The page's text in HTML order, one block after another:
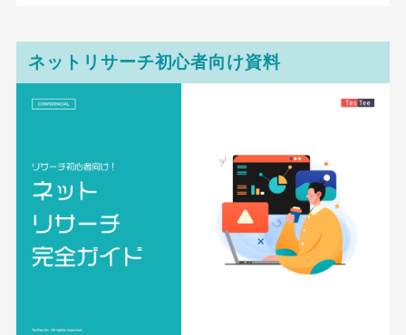
ネットリサーチ初心者向け資料